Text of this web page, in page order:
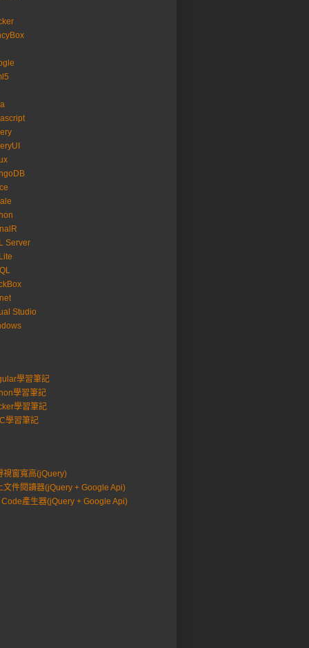
())
Server
Studio
學習筆記
學習筆記
學習筆記
學習筆記
視窗寬高(jQuery)
文件閱讀器(jQuery + Google Api)
Code產生器(jQuery + Google Api)